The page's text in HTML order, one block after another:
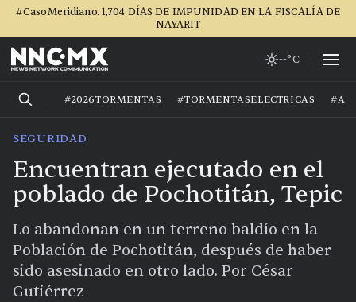
#CasoMeridiano. 1,704 DÍAS DE IMPUNIDAD EN LA FISCALÍA DE
NAYARIT
--°C
#2026TORMENTAS #TORMENTASELECTRICAS
SEGURIDAD
Encuentran ejecutado en el
poblado de Pochotitán, Tepic
Lo abandonan en un terreno baldío en la
Población de Pochotitán, después de haber
sido asesinado en otro lado. Por César
Gutiérrez